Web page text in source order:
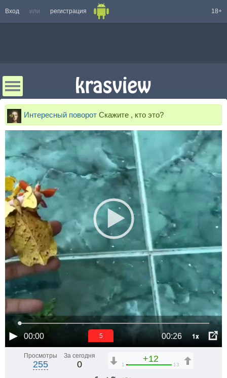
Вход или регистрация 18+
Интересный поворот Скажите , кто это?
00:00 00:26 1x
5
Просмотры
255
За сегодня
0
+12
1 13